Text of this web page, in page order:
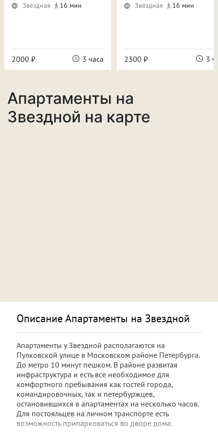
Звёздная
16 мин
2000 ₽ 3 часа
Звёздная
16 мин
2300 ₽ 3
Апартаменты на
Звездной на карте
Описание Апартаменты на Звездной
Апартаменты у Звездной располагаются на
Пулковской улице в Московском районе Петербурга.
До метро 10 минут пешком. В районе развитая
инфраструктура и есть все необходимое для
комфортного пребывания как гостей города,
командировочных, так и петербуржцев,
остановившихся в апартаментах на несколько часов.
Для постояльцев на личном транспорте есть
возможность припарковаться во дворе дома.